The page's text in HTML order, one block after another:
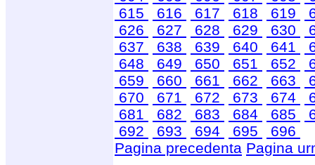
615
616 617 618 619
626
627 628 629 630
637
638 639 640 641
648
649 650 651 652
659
660 661 662 663
670
671 672 673 674
681
682 683 684 685
692
693 694 695
696
Pagina precedenta Pagina